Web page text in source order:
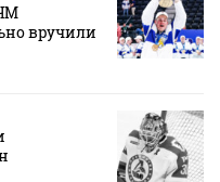
вручили